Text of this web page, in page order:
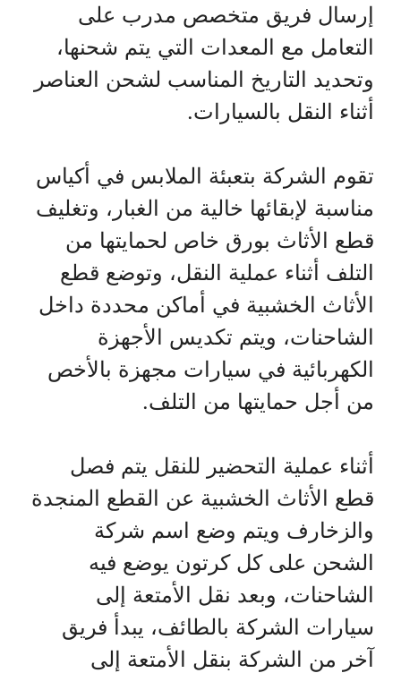
إرسال فريق متخصص مدرب على
التعامل مع المعدات التي يتم شحنها،
وتحديد التاريخ المناسب لشحن العناصر
أثناء النقل بالسيارات.
تقوم الشركة بتعبئة الملابس في أكياس
مناسبة لإبقائها خالية من الغبار، وتغليف
قطع الأثاث بورق خاص لحمايتها من
التلف أثناء عملية النقل، وتوضع قطع
الأثاث الخشبية في أماكن محددة داخل
الشاحنات، ويتم تكديس الأجهزة
الكهربائية في سيارات مجهزة بالأخص
من أجل حمايتها من التلف.
أثناء عملية التحضير للنقل يتم فصل
قطع الأثاث الخشبية عن القطع المنجدة
والزخارف ويتم وضع اسم شركة
الشحن على كل كرتون يوضع فيه
الشاحنات، وبعد نقل الأمتعة إلى
سيارات الشركة بالطائف، يبدأ فريق
آخر من الشركة بنقل الأمتعة إلى